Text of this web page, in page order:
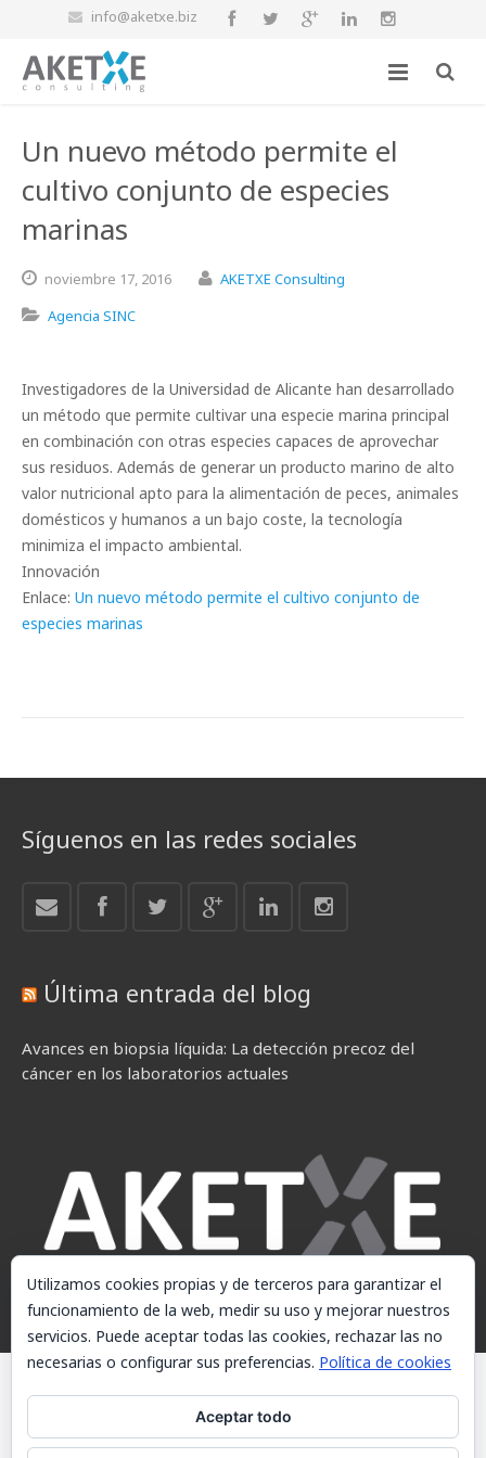
info@aketxe.biz
Un nuevo método permite el
cultivo conjunto de especies
marinas
noviembre 17, 2016
AKETXE Consulting
Agencia SINC
Investigadores de la Universidad de Alicante han desarrollado
un método que permite cultivar una especie marina principal
en combinación con otras especies capaces de aprovechar
sus residuos. Además de generar un producto marino de alto
valor nutricional apto para la alimentación de peces, animales
domésticos y humanos a un bajo coste, la tecnología
minimiza el impacto ambiental.
Innovación
Enlace: Un nuevo método permite el cultivo conjunto de
especies marinas
Síguenos en las redes sociales
Última entrada del blog
Avances en biopsia líquida: La detección precoz del
cáncer en los laboratorios actuales
© AKETXE Consulting, S.L. - Este sitio web utiliza cookies, consulte
nuestra Política de cookies.
Utilizamos cookies propias y de terceros para garantizar el
funcionamiento de la web, medir su uso y mejorar nuestros
servicios. Puede aceptar todas las cookies, rechazar las no
necesarias o configurar sus preferencias. Política de cookies
Aceptar todo